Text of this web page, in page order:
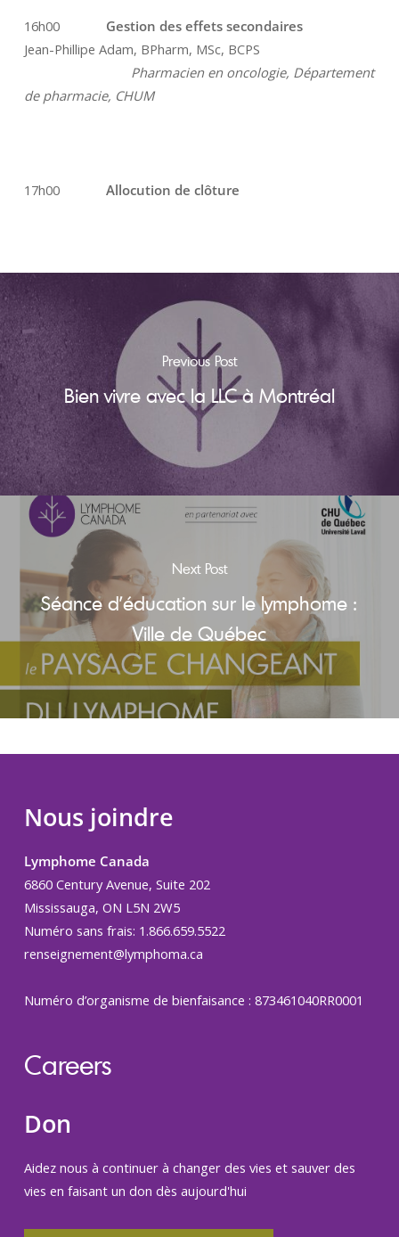
16h00
Gestion des effets secondaires
Jean-Phillipe Adam, BPharm, MSc, BCPS
Pharmacien en oncologie, Département
de pharmacie, CHUM
17h00 Allocution de clôture
Previous Post
Bien vivre avec la LLC à Montréal
Next Post
Séance d’éducation sur le lymphome :
Ville de Québec
Nous joindre
Lymphome Canada
6860 Century Avenue, Suite 202
Mississauga, ON L5N 2W5
Numéro sans frais: 1.866.659.5522
renseignement@lymphoma.ca
Numéro d’organisme de bienfaisance : 873461040RR0001
Careers
Don
Aidez nous à continuer à changer des vies et sauver des
vies en faisant un don dès aujourd'hui